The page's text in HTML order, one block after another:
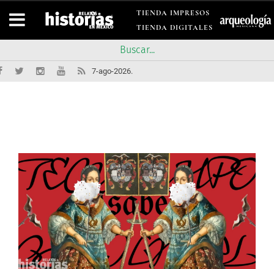
TIENDA IMPRESOS
TIENDA DIGITALES
7-ago-2026.